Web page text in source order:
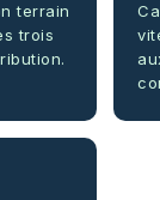
terrain
trois